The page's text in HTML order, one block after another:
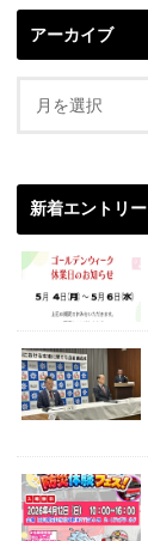
アーカイブ
新着エントリー